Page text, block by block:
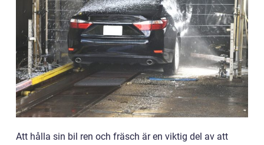
Att hålla sin bil ren och fräsch är en viktig del av att